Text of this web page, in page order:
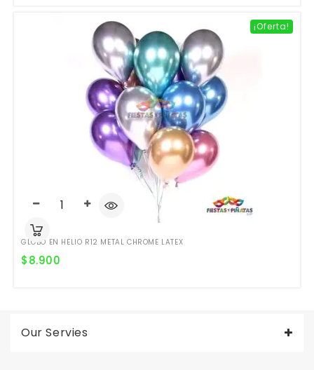
¡Oferta!
GLOBO EN HELIO R12 METAL CHROME LATEX
$8.900
Our Servies